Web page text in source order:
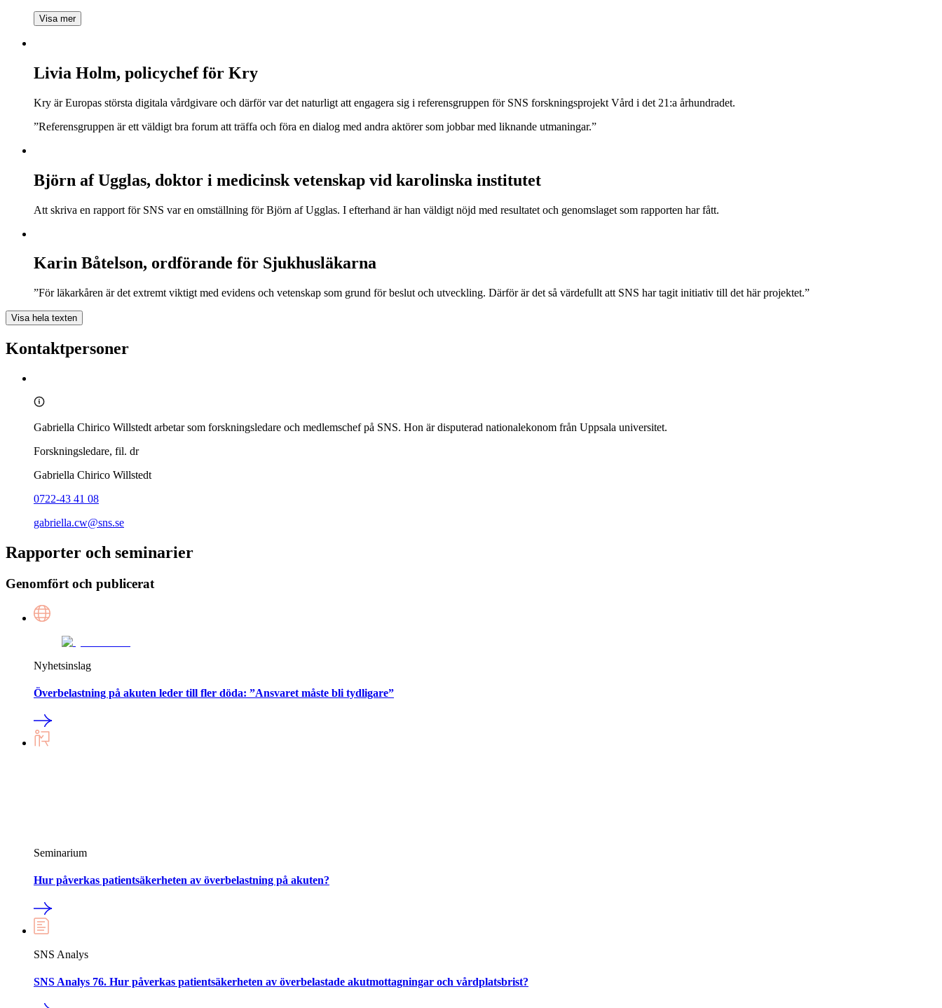
Visa mer
Livia Holm, policychef för Kry
Kry är Europas största digitala vårdgivare och därför var det naturligt att engagera sig i referensgruppen för SNS forskningsprojekt Vård i det 21:a århundradet.
”Referensgruppen är ett väldigt bra forum att träffa och föra en dialog med andra aktörer som jobbar med liknande utmaningar.”
Björn af Ugglas, doktor i medicinsk vetenskap vid karolinska institutet
Att skriva en rapport för SNS var en omställning för Björn af Ugglas. I efterhand är han väldigt nöjd med resultatet och genomslaget som rapporten har fått.
Karin Båtelson, ordförande för Sjukhusläkarna
”För läkarkåren är det extremt viktigt med evidens och vetenskap som grund för beslut och utveckling. Därför är det så värdefullt att SNS har tagit initiativ till det här projektet.”
Visa hela texten
Kontaktpersoner
Gabriella Chirico Willstedt arbetar som forskningsledare och medlemschef på SNS. Hon är disputerad nationalekonom från Uppsala universitet.
Forskningsledare, fil. dr
Gabriella Chirico Willstedt
0722-43 41 08
gabriella.cw@sns.se
Rapporter och seminarier
Genomfört och publicerat
Nyhetsinslag
Överbelastning på akuten leder till fler döda: ”Ansvaret måste bli tydligare”
Seminarium
Hur påverkas patientsäkerheten av överbelastning på akuten?
SNS Analys
SNS Analys 76. Hur påverkas patientsäkerheten av överbelastade akutmottagningar och vårdplatsbrist?